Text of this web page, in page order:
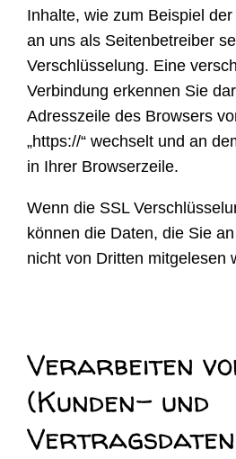
Inhalte, wie zum Beispiel
an uns als Seitenbetreiber
Verschlüsselung. Eine
Verbindung erkennen Sie
Adresszeile des Browsers
„https://“ wechselt und an
in Ihrer Browserzeile.
Wenn die SSL
können die Daten, die Sie
nicht von Dritten mitgelesen
Verarbeiten
(Kunden- und